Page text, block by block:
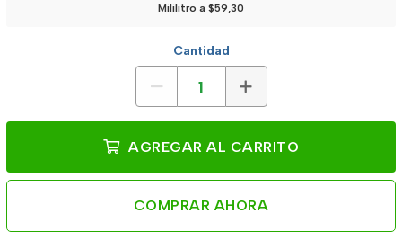
Mililitro a $59,30
Cantidad
AGREGAR AL CARRITO
COMPRAR AHORA